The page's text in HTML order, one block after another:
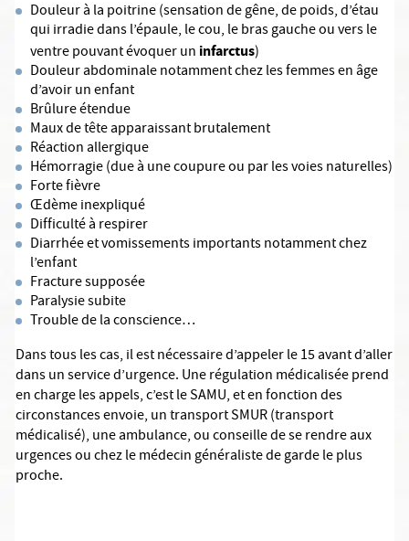
Douleur à la poitrine (sensation de gêne, de poids, d’étau
qui irradie dans l’épaule, le cou, le bras gauche ou vers le
ventre pouvant évoquer un infarctus)
Douleur abdominale notamment chez les femmes en âge
d’avoir un enfant
Brûlure étendue
Maux de tête apparaissant brutalement
Réaction allergique
Hémorragie (due à une coupure ou par les voies naturelles)
Forte fièvre
Œdème inexpliqué
Difficulté à respirer
Diarrhée et vomissements importants notamment chez
l’enfant
Fracture supposée
Paralysie subite
Trouble de la conscience…
Dans tous les cas, il est nécessaire d’appeler le 15 avant d’aller
dans un service d’urgence. Une régulation médicalisée prend
en charge les appels, c’est le SAMU, et en fonction des
circonstances envoie, un transport SMUR (transport
médicalisé), une ambulance, ou conseille de se rendre aux
urgences ou chez le médecin généraliste de garde le plus
proche.